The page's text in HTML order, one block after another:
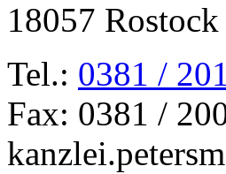
18057 Rostock
Tel.: 0381 /
Fax: 0381 /